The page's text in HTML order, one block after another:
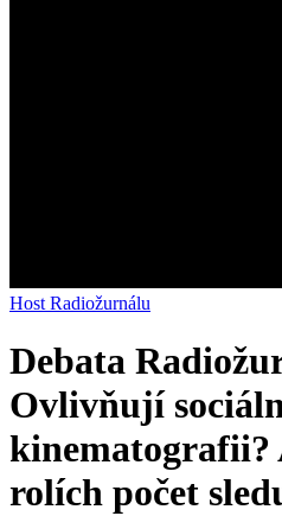
Host Radiožurnálu
Debata
Ovlivňují
kinematografii?
rolích počet